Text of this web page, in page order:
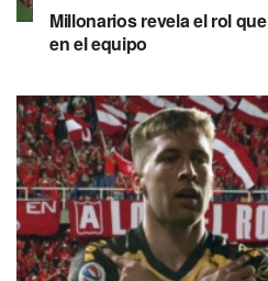
Millonarios revela el rol
en el equipo